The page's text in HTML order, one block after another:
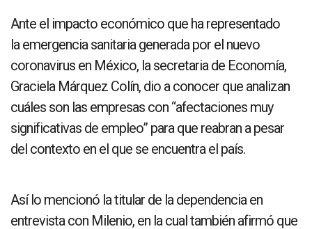
Ante el impacto económico que ha representado
la emergencia sanitaria generada por el nuevo
coronavirus en México, la secretaria de Economía,
Graciela Márquez Colín, dio a conocer que analizan
cuáles son las empresas con “afectaciones muy
significativas de empleo” para que reabran a pesar
del contexto en el que se encuentra el país.
Así lo mencionó la titular de la dependencia en
entrevista con Milenio, en la cual también afirmó que